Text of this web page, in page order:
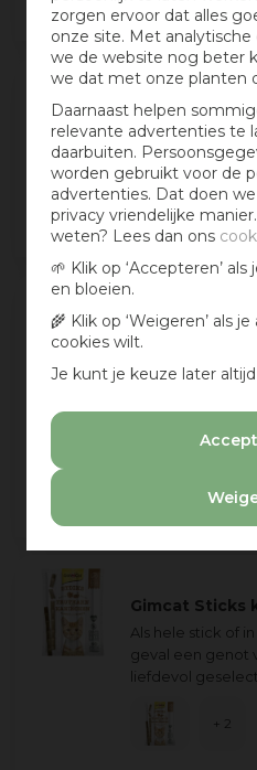
zorgen ervoor dat alles
onze site. Met
we de website nog beter
we dat met onze planten
Daarnaast helpen
relevante advertenties te
daarbuiten.
worden gebruikt voor de
advertenties. Dat doen
privacy vriendelijke
weten? Lees dan ons
🌱 Klik op ‘Accepteren’
en bloeien.
🌾 Klik op ‘Weigeren’ als
cookies wilt.
Je kunt je keuze later
1,15
Gimcat Nutri
GimCat Nutri
knapperige
het ideale
zijn voor
1,89
Gimcat Sticks
Als hele stick of
geval een genot
+ 2
Gimcat Sticks
Als hele stick of
geval een genot
liefdevol
+ 2